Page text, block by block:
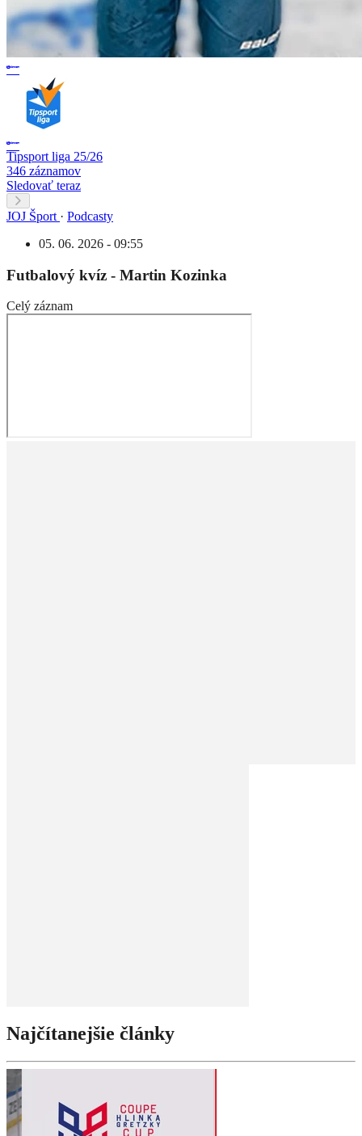
Tipsport liga 25/26
346 záznamov
Sledovať teraz
JOJ Šport · Podcasty
05. 06. 2026 - 09:55
Futbalový kvíz - Martin Kozinka
Celý záznam
Najčítanejšie články